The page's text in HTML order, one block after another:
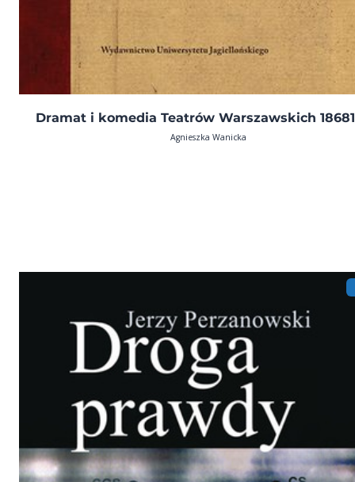
Dramat i komedia Teatrów Warszawskich
Agnieszka Wanicka